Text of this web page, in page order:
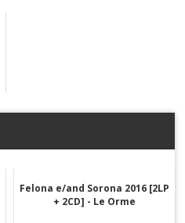
Felona e/and Sorona 2016 [2LP
+ 2CD] - Le Orme